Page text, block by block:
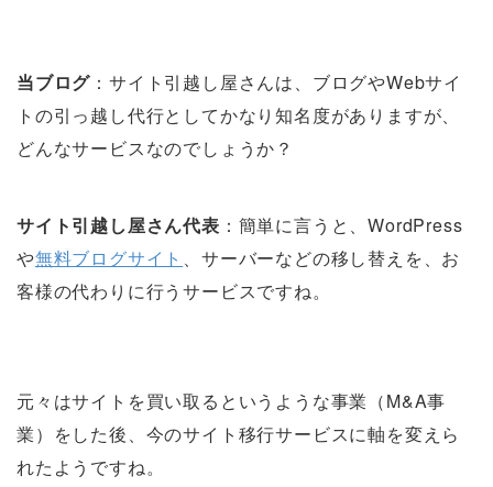
当ブログ ：サイト引越し屋さんは、ブログやWebサイ
トの引っ越し代行としてかなり知名度がありますが、
どんなサービスなのでしょうか？
サイト引越し屋さん代表 ：簡単に言うと、WordPress
や無料ブログサイト 、サーバーなどの移し替えを、お
客様の代わりに行うサービスですね。
元々はサイトを買い取るというような事業（M&A事
業）をした後、今のサイト移行サービスに軸を変えら
れたようですね。